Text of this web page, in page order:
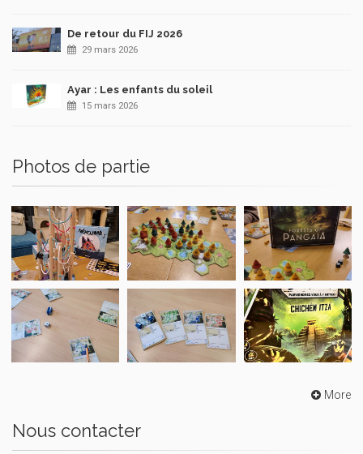
De retour du FIJ 2026
29 mars 2026
Ayar : Les enfants du soleil
15 mars 2026
Photos de partie
More
Nous contacter